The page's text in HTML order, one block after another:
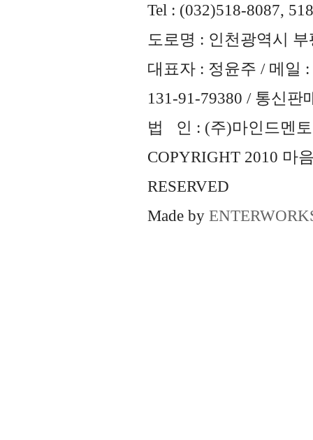
Tel : (032)518-8087,
도로명 : 인천광역시
대표자 : 정윤주 / 메일 :
131-91-79380 / 통신판
법 인 : (주)마인드멘토
COPYRIGHT 2010 마
RESERVED
Made by